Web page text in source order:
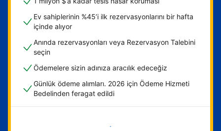
Ev sahiplerinin %45’i ilk rezervasyonlarını bir hafta
içinde alıyor
Anında rezervasyonları veya Rezervasyon Talebini
seçin
Ödemelere sizin adınıza aracılık edeceğiz
Günlük ödeme alımları. 2026 için Ödeme Hizmeti
Bedelinden feragat edildi
Hemen başla